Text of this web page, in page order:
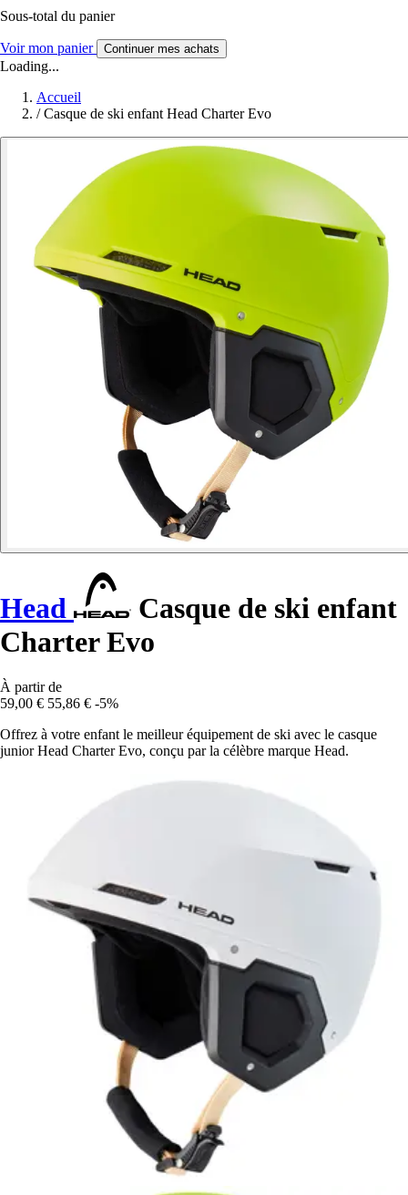
Sous-total du panier
Voir mon panier Continuer mes achats
Loading...
Accueil
/ Casque de ski enfant Head Charter Evo
Head
Casque de ski enfant
Charter Evo
À partir de
59,00 € 55,86 € -5%
Offrez à votre enfant le meilleur équipement de ski avec le casque
junior Head Charter Evo, conçu par la célèbre marque Head.